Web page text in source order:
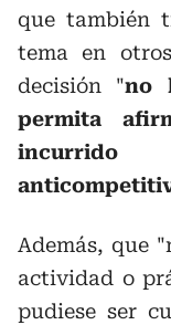
que también
tema en
decisión "no
permita
incurrido
Además, que
actividad o
pudiese ser